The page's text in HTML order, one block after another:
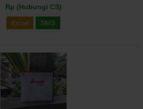
Rp (Hubungi CS)
Email SMS